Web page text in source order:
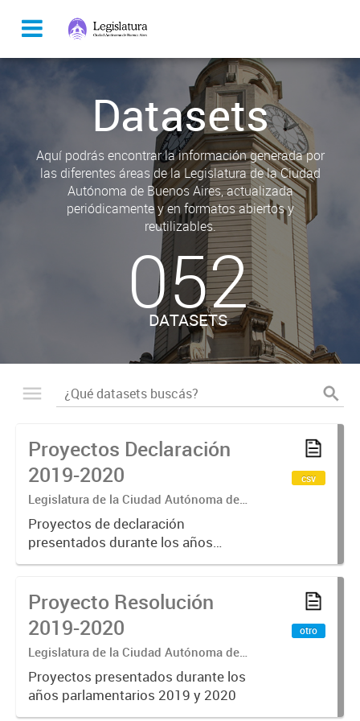
Datasets
Aquí podrás encontrar la información generada por
las diferentes áreas de la Legislatura de la Ciudad
Autónoma de Buenos Aires, actualizada
periódicamente y en formatos abiertos y
reutilizables.
052
DATASETS
Proyectos Declaración
2019-2020
Legislatura de la Ciudad Autónoma de
Buenos Aires
Proyectos de declaración
presentados durante los años
parlamentarios 2019 y 2020
csv
Proyecto Resolución
2019-2020
Legislatura de la Ciudad Autónoma de
Buenos Aires
Proyectos presentados durante los
años parlamentarios 2019 y 2020
otro